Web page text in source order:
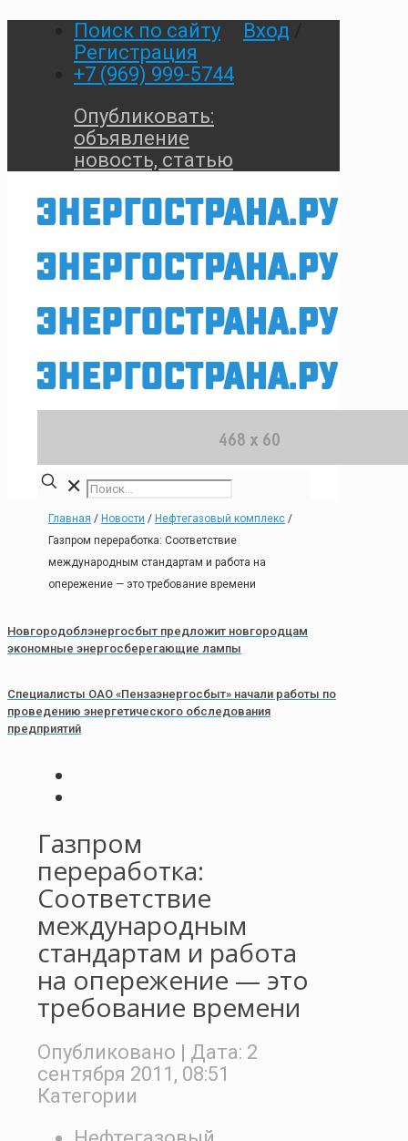
Поиск по сайту Вход
Регистрация
+7 (969) 999-5744
Опубликовать:
объявление
новость, статью
✕
Главная / Новости / Нефтегазовый комплекс /
Газпром переработка: Соответствие
международным стандартам и работа на
опережение — это требование времени
Новгородоблэнергосбыт предложит новгородцам
экономные энергосберегающие лампы
Специалисты ОАО «Пензаэнергосбыт» начали работы по
проведению энергетического обследования
предприятий
Газпром
переработка:
Соответствие
международным
стандартам и работа
на опережение — это
требование времени
Опубликовано | Дата: 2
сентября 2011, 08:51
Категории